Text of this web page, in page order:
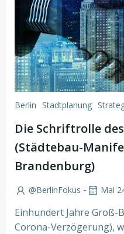
Berlin Stadtplanung
Die Schriftrolle
(Städtebau-
Brandenburg)
@BerlinFokus - Mai
Einhundert Jahre Groß-
Corona-Verzögerung),